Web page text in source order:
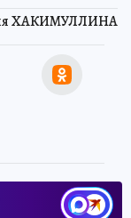
ХАКИМУЛЛИНА